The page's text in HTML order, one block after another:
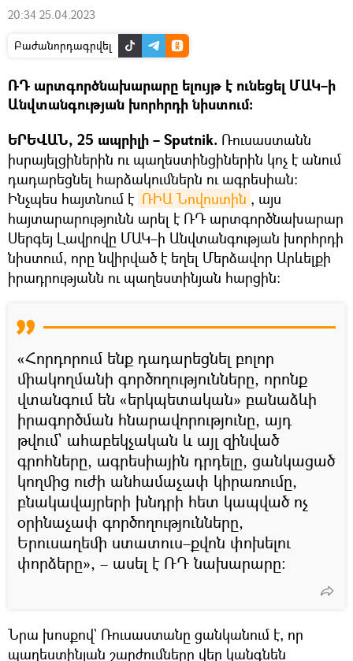
20:34 25.04.2023
Բաժանորդագրվել
ՌԴ արտգործնախարարը ելույթ է ունեցել ՄԱԿ–ի
Անվտանգության խորհրդի նիստում։
ԵՐԵՎԱՆ, 25 ապրիլի – Sputnik. Ռուսաստանն
իսրայելցիներին ու պաղեստինցիներին կոչ է անում
դադարեցնել հարձակումներն ու ագրեսիան։
Ինչպես հայտնում է ՌԻԱ Նովոստին , այս
հայտարարությունն արել է ՌԴ արտգործնախարար
Սերգեյ Լավրովը ՄԱԿ–ի Անվտանգության խորհրդի
նիստում, որը նվիրված է եղել Մերձավոր Արևելքի
իրադրությանն ու պաղեստինյան հարցին։
«Հորդորում ենք դադարեցնել բոլոր
միակողմանի գործողությունները, որոնք
վտանգում են «երկպետական» բանաձևի
իրագործման հնարավորությունը, այդ
թվում` ահաբեկչական և այլ զինված
գրոհները, ագրեսիային դրդելը, ցանկացած
կողմից ուժի անհամաչափ կիրառումը,
բնակավայրերի խնդրի հետ կապված ոչ
օրինաչափ գործողությունները,
Երուսաղեմի ստատուս–քվոն փոխելու
փորձերը», – ասել է ՌԴ նախարարը։
Նրա խոսքով` Ռուսաստանը ցանկանում է, որ
պաղեստինյան շարժումները վեր կանգնեն